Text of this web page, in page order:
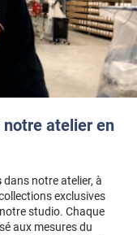
notre atelier en
dans notre atelier, à
exclusives
studio. Chaque
aux mesures du